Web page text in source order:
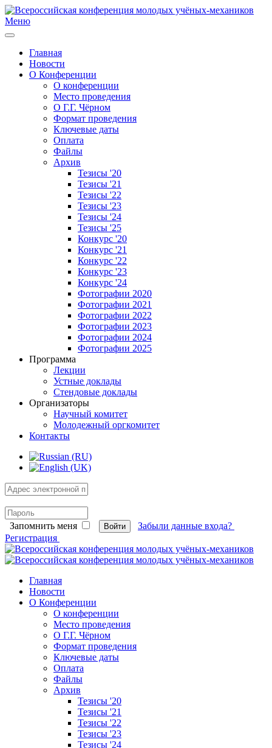
Меню
Главная
Новости
О Конференции
О конференции
Место проведения
О Г.Г. Чёрном
Формат проведения
Ключевые даты
Оплата
Файлы
Архив
Тезисы '20
Тезисы '21
Тезисы '22
Тезисы '23
Тезисы '24
Тезисы '25
Конкурс '20
Конкурс '21
Конкурс '22
Конкурс '23
Конкурс '24
Фотографии 2020
Фотографии 2021
Фотографии 2022
Фотографии 2023
Фотографии 2024
Фотографии 2025
Программа
Лекции
Устные доклады
Стендовые доклады
Организаторы
Научный комитет
Молодежный оргкомитет
Контакты
Запомнить меня Войти
Забыли данные входа?
Регистрация
Главная
Новости
О Конференции
О конференции
Место проведения
О Г.Г. Чёрном
Формат проведения
Ключевые даты
Оплата
Файлы
Архив
Тезисы '20
Тезисы '21
Тезисы '22
Тезисы '23
Тезисы '24